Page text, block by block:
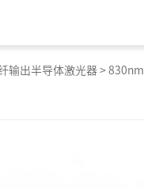
输出半导体激光器>